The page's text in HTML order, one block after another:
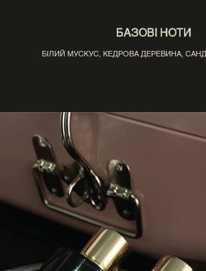
БАЗОВІ НОТИ
БІЛИЙ МУСКУС, КЕДРОВА ДЕРЕВИНА,